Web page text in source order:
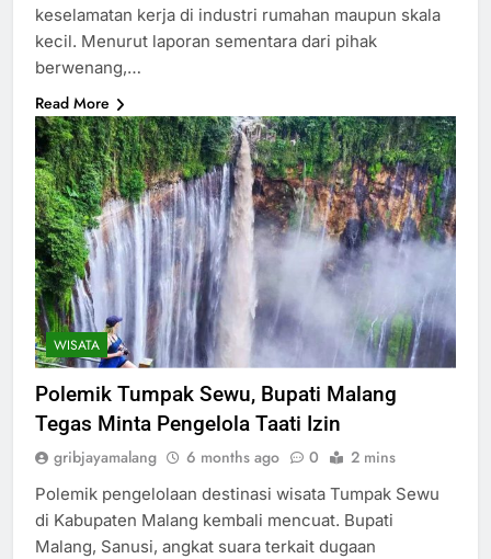
keselamatan kerja di industri rumahan maupun skala
kecil. Menurut laporan sementara dari pihak
berwenang,…
Read More
WISATA
Polemik Tumpak Sewu, Bupati Malang
Tegas Minta Pengelola Taati Izin
gribjayamalang 6 months ago 0 2 mins
Polemik pengelolaan destinasi wisata Tumpak Sewu
di Kabupaten Malang kembali mencuat. Bupati
Malang, Sanusi, angkat suara terkait dugaan